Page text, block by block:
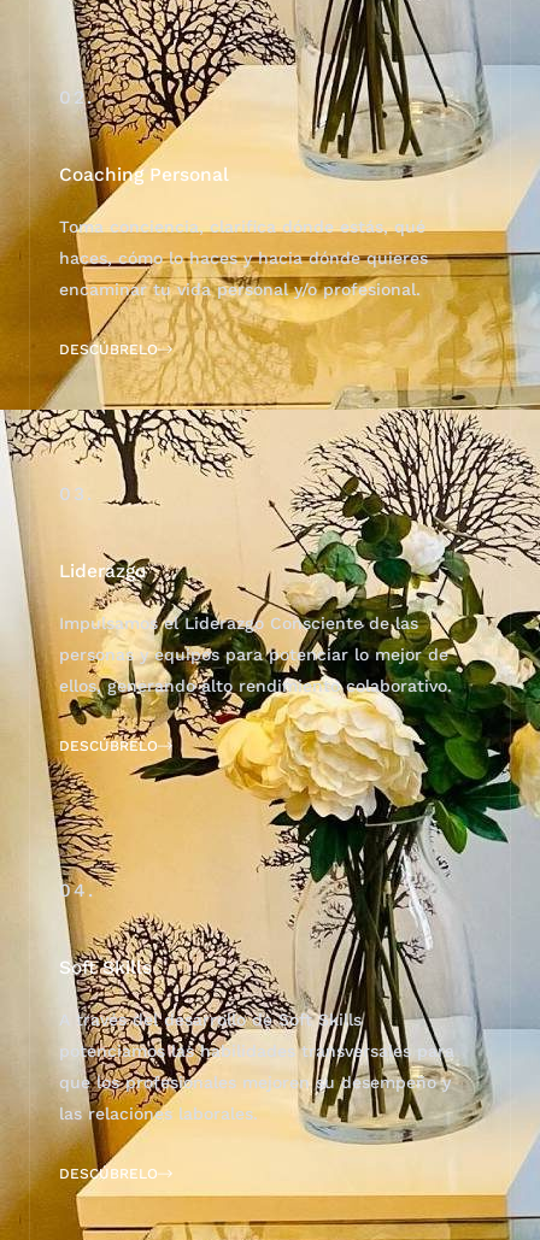
02.
Coaching Personal
Toma conciencia, clarifica dónde estás, qué
haces, cómo lo haces y hacia dónde quieres
encaminar tu vida personal y/o profesional.
DESCÚBRELO
03.
Liderazgo
Impulsamos el Liderazgo Consciente de las
personas y equipos para potenciar lo mejor de
ellos, generando alto rendimiento colaborativo.
DESCÚBRELO
04.
Soft Skills
A través del desarrollo de Soft Skills
potenciamos las habilidades transversales para
que los profesionales mejoren su desempeño y
las relaciones laborales.
DESCÚBRELO